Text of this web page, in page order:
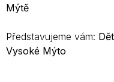
Mýtě
Představujeme vám:
Vysoké Mýto